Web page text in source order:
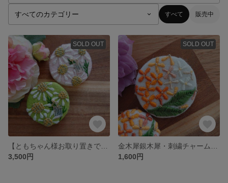
すべて 販売中
SOLD OUT
3,500円
SOLD OUT
1,600円